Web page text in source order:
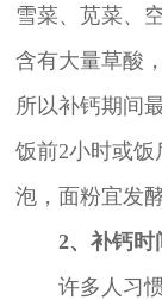
雪菜、苋菜、
含有大量草酸
所以补钙期间
饭前2小时或
泡，面粉宜发
2、补钙时
许多人习惯